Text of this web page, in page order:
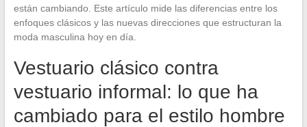
están cambiando. Este artículo mide las diferencias entre los
enfoques clásicos y las nuevas direcciones que estructuran la
moda masculina hoy en día.
Vestuario clásico contra
vestuario informal: lo que ha
cambiado para el estilo hombre